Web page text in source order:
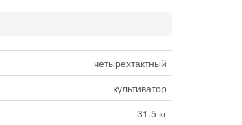
четырехтактный
культиватор
31.5 кг